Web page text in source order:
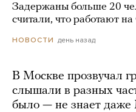
Задержаны больше 20
считали, что работают
НОВОСТИ день назад
В Москве прозвучал
слышали в разных
было — не знает